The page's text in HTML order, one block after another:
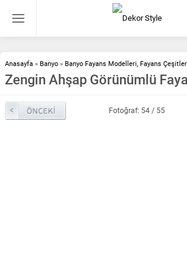
Anasayfa » Banyo » Banyo Fayans Modelleri, Fayans
Zengin Ahşap Görünümlü
Fotoğraf: 54 / 55